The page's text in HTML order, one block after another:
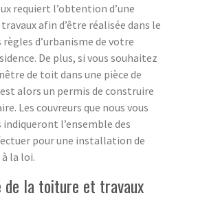
requiert l’obtention d’une
afin d’être réalisée dans le
d’urbanisme de votre
De plus, si vous souhaitez
de toit dans une pièce de
alors un permis de construire
Les couvreurs que nous vous
l’ensemble des
pour une installation de
la loi.
de la toiture et travaux